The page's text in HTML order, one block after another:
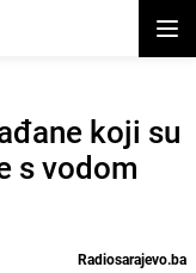
koji su
s vodom
Radiosarajevo.ba